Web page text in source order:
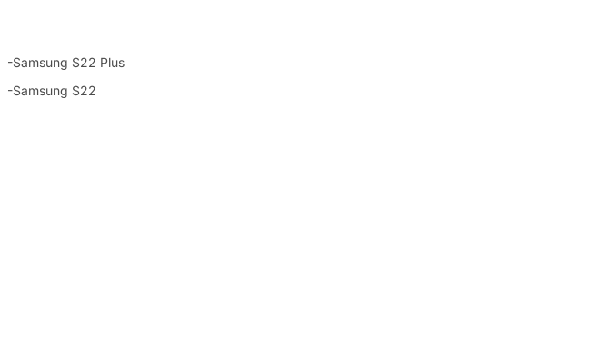
-Samsung S22 Plus
-Samsung S22